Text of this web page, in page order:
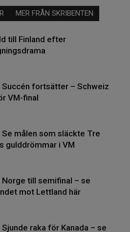
MER FRÅN SKRIBENTEN
till Finland efter
Succén fortsätter – Schweiz
VM-final
Se målen som släckte Tre
gulddrömmar i VM
Norge till semifinal – se
mot Lettland här
Sjunde raka för Kanada – se